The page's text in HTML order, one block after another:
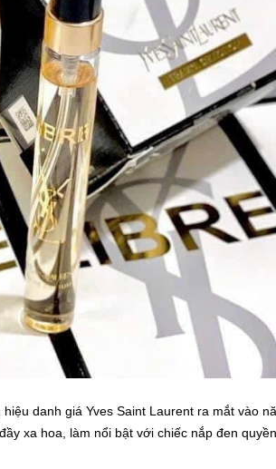
danh giá Yves Saint Laurent ra mắt vào
xa hoa, làm nổi bật với chiếc nắp đen quyền